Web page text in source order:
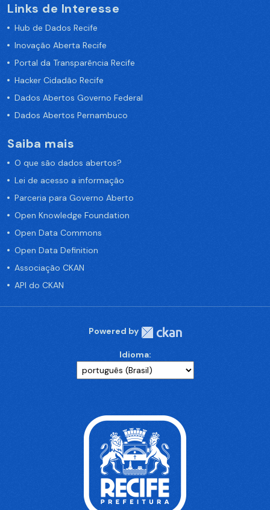
Links de Interesse
Hub de Dados Recife
Inovação Aberta Recife
Portal da Transparência Recife
Hacker Cidadão Recife
Dados Abertos Governo Federal
Dados Abertos Pernambuco
Saiba mais
O que são dados abertos?
Lei de acesso a informação
Parceria para Governo Aberto
Open Knowledge Foundation
Open Data Commons
Open Data Definition
Associação CKAN
API do CKAN
Powered by
Idioma